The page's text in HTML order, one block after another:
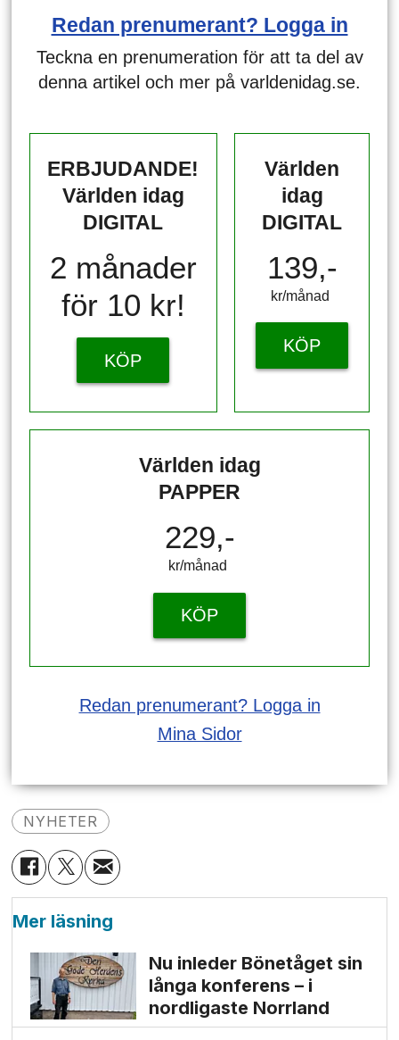
Redan prenumerant? Logga in
Teckna en prenumeration för att ta del av
denna artikel och mer på varldenidag.se.
ERBJUDANDE!
Världen idag
DIGITAL
2 månader
för 10 kr!
KÖP
Världen
idag
DIGITAL
139,-
kr/månad ​​​​​​
KÖP
Världen idag
PAPPER
229,-
kr/månad ​​​​​​
KÖP
Redan prenumerant? Logga in
Mina Sidor
NYHETER
Mer läsning
Nu inleder Bönetåget sin
långa konferens – i
nordligaste Norrland